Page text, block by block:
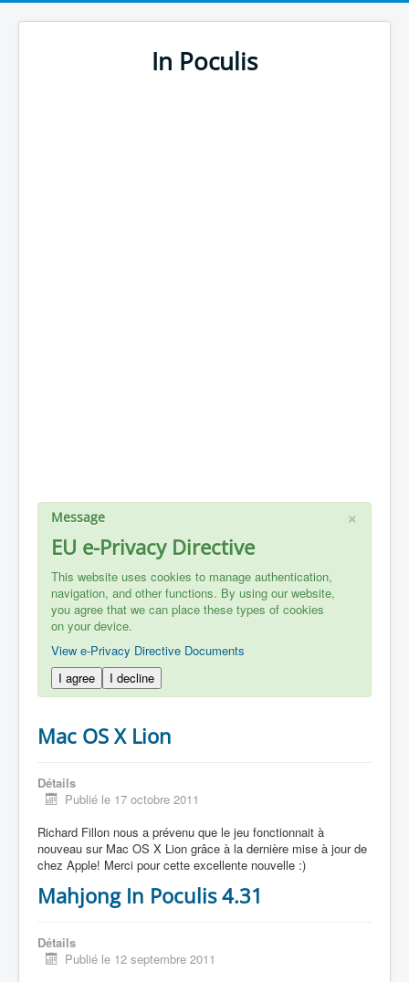
In Poculis
×
Message
EU e-Privacy Directive
This website uses cookies to manage authentication,
navigation, and other functions. By using our website,
you agree that we can place these types of cookies
on your device.
View e-Privacy Directive Documents
I agree
I decline
Mac OS X Lion
Détails
Publié le 17 octobre 2011
Richard Fillon nous a prévenu que le jeu fonctionnait à
nouveau sur Mac OS X Lion grâce à la dernière mise à jour de
chez Apple! Merci pour cette excellente nouvelle :)
Mahjong In Poculis 4.31
Détails
Publié le 12 septembre 2011